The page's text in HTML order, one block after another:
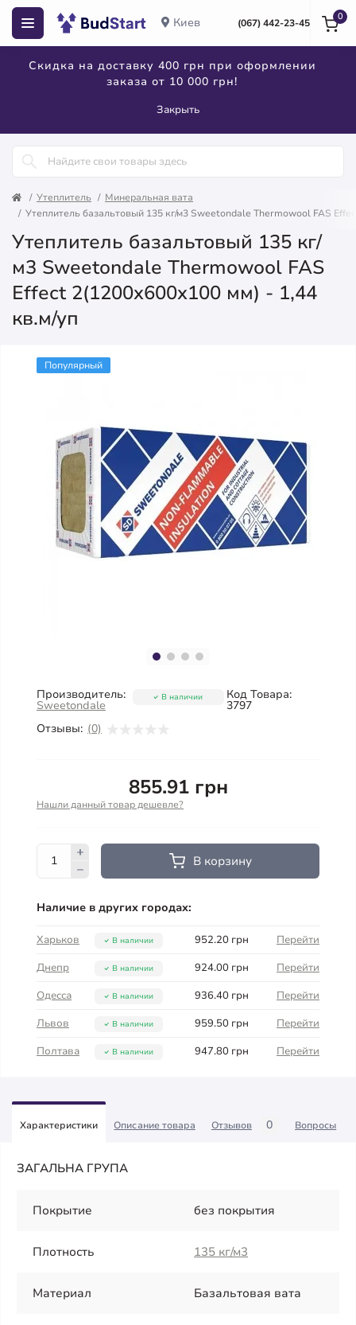
Киев (067) 442-23-45
Скидка на доставку 400 грн при оформлении
заказа от 10 000 грн!
Закрыть
0
Утеплитель
Минеральная вата
Утеплитель базальтовый 135 кг/м3 Sweetondale Thermowool FAS
Утеплитель базальтовый 135 кг/
м3 Sweetondale Thermowool FAS
Effect 2(1200x600x100 мм) - 1,44
кв.м/уп
Популярный
Производитель:
Sweetondale
Код Товара:
3797
Отзывы: (0)
В наличии
855.91 грн
Нашли данный товар дешевле?
В корзину
Наличие в других городах:
Харьков В наличии 952.20 грн
Перейти
Днепр
В наличии 924.00 грн
Перейти
Одесса
В наличии 936.40 грн
Перейти
Львов
В наличии 959.50 грн
Перейти
Полтава
В наличии 947.80 грн Перейти
Характеристики Описание товара Отзывов 0 Вопросы
ЗАГАЛЬНА ГРУПА
Покрытие без покрытия
Плотность 135 кг/м3
Материал Базальтовая вата